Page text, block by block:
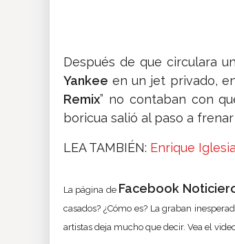
Después de que circulara
Yankee en un jet privado,
Remix” no contaban con
boricua salió al paso a
LEA TAMBIÉN: Enrique
La página de Facebook
casados? ¿Cómo es? La graban
artistas deja mucho que decir. Vea el